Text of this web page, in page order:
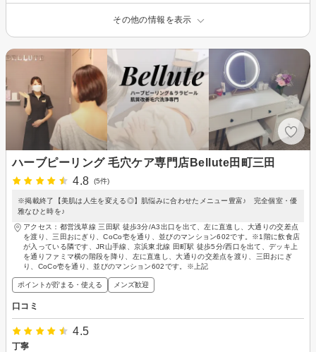
その他の情報を表示
ハーブピーリング 毛穴ケア専門店Bellute田町三田
4.8
(5件)
※掲載終了【美肌は人生を変える◎】肌悩みに合わせたメニュー豊富♪ 完全個室・優
雅なひと時を♪
アクセス：都営浅草線 三田駅 徒歩3分/A3出口を出て、左に直進し、大通りの交差点
を渡り、三田おにぎり、CoCo壱を通り、並びのマンション602です。※1階に飲食店
が入っている隣です、JR山手線、京浜東北線 田町駅 徒歩5分/西口を出て、デッキ上
を通りファミマ横の階段を降り、左に直進し、大通りの交差点を渡り、三田おにぎ
り、CoCo壱を通り、並びのマンション602です。※上記
ポイントが貯まる・使える メンズ歓迎
口コミ
4.5
丁寧